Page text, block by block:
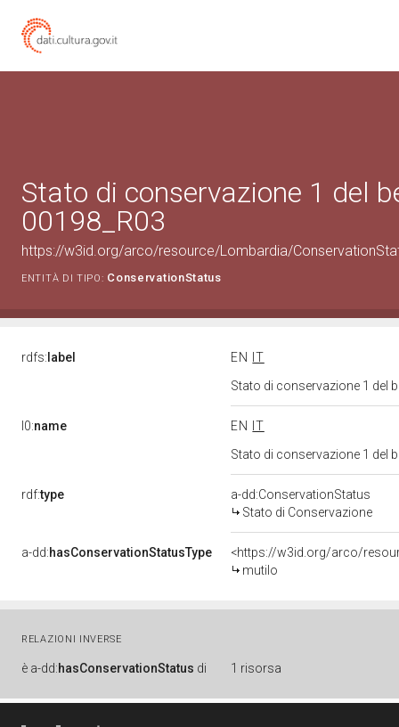
Stato di conservazione 1 del
00198_R03
https://w3id.org/arco/resource/Lombardia/
ENTITÀ DI TIPO: ConservationStatus
rdfs: label EN
IT
Stato di conservazione 1 del
l0:name EN
IT
Stato di conservazione 1 del
rdf:type
a-dd:ConservationStatus
Stato di Conservazione
a-dd:hasConservationStatusType
<https://w3id.org/arco/
mutilo
RELAZIONI INVERSE
è a-dd:hasConservationStatus di 1 risorsa